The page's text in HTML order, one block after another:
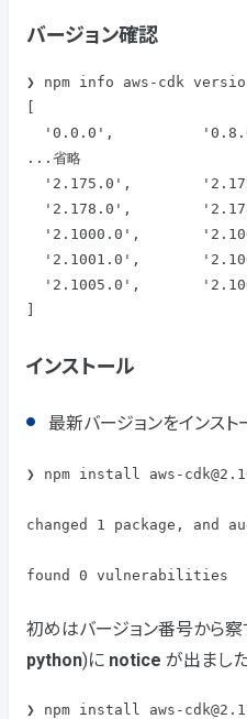
バージョン確認
❯ npm info aws-cdk
...省略
インストール
最新バージョンをインスト
❯ npm install aws-
changed 1 package, and
found 0 vulnerabilities
初めはバージョン番号から
python)に notice が出ました
❯ npm install aws-